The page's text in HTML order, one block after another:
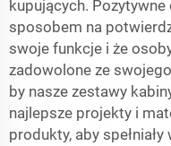
kupujących.
sposobem na
swoje funkcje i że
zadowolone ze
by nasze zestawy
najlepsze projekty i
produkty, aby